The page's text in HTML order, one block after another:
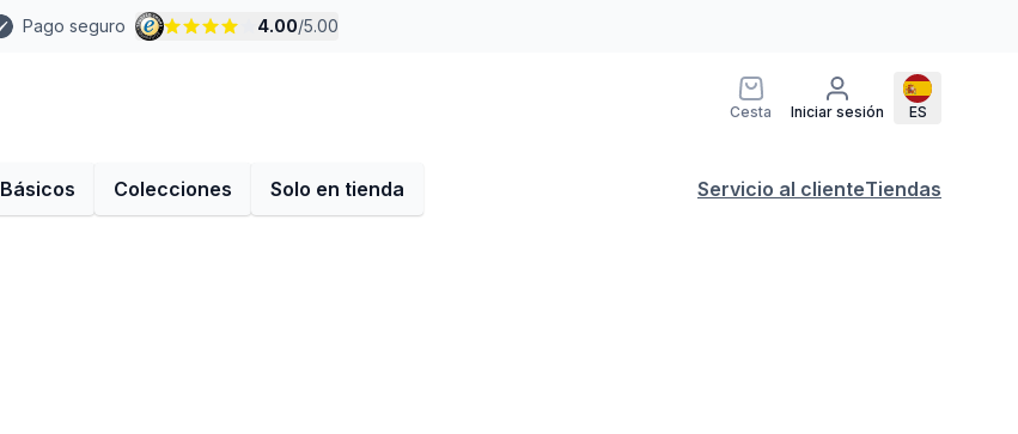
Pago seguro 4.00/5.00
Cesta Iniciar sesión ES
Básicos Colecciones Solo en tienda Servicio al clienteTiendas